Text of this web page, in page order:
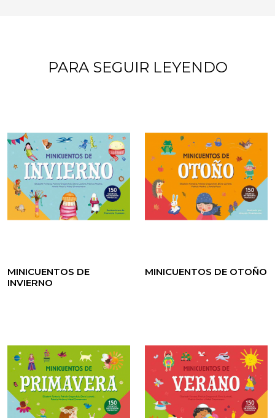
PARA SEGUIR LEYENDO
MINICUENTOS DE
INVIERNO
MINICUENTOS DE OTOÑO